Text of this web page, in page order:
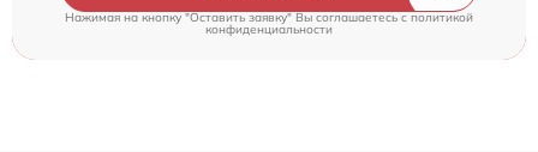
Нажимая на кнопку "Оставить заявку" Вы соглашаетесь c политикой
конфиденциальности